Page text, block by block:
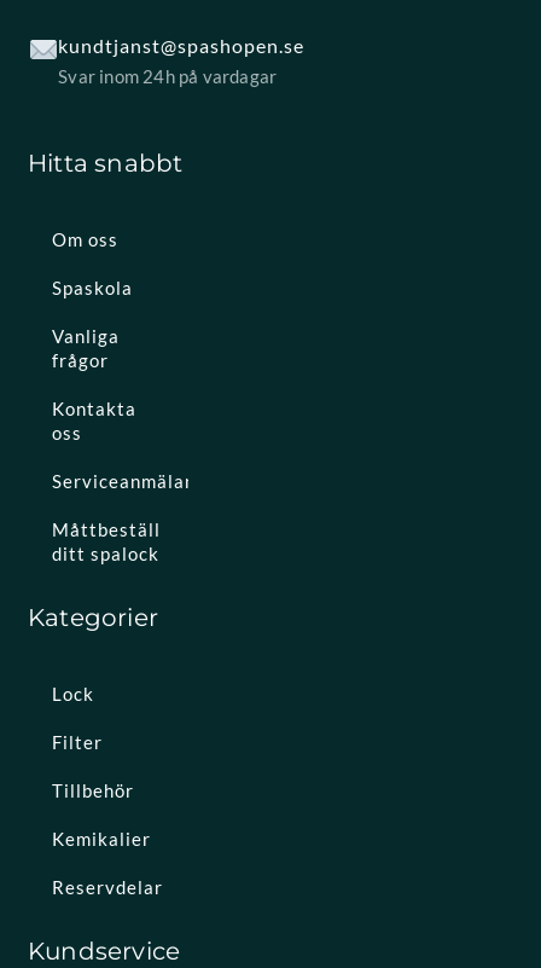
kundtjanst@spashopen.se
Svar inom 24h på vardagar
Hitta snabbt
Om oss
Spaskola
Vanliga
frågor
Kontakta
oss
Serviceanmälan
Måttbeställ
ditt spalock
Kategorier
Lock
Filter
Tillbehör
Kemikalier
Reservdelar
Kundservice